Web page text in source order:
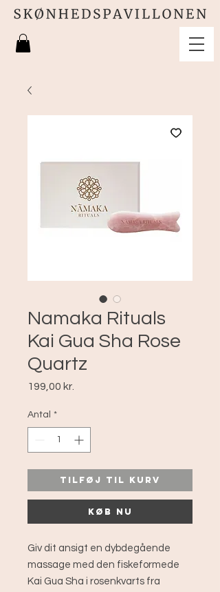
Namaka Rituals
Kai Gua Sha Rose
Quartz
199,00 kr.
Antal *
Tilføj til kurv
Køb nu
Giv dit ansigt en dybdegående
massage med den fiskeformede
Kai Gua Sha i rosenkvarts fra